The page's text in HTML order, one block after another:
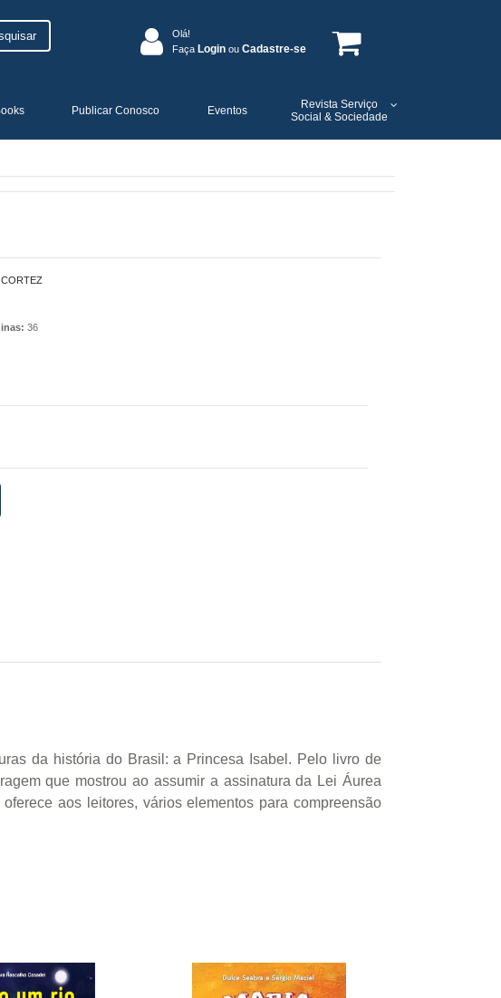
Olá!
Faça Login ou Cadastre-se
Publicar Conosco Eventos
Revista Serviço
Social & Sociedade
CORTEZ
36
da história do Brasil: a Princesa Isabel. Pelo livro de
que mostrou ao assumir a assinatura da Lei Áurea
aos leitores, vários elementos para compreensão